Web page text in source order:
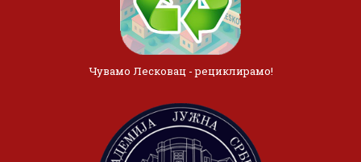
Чувамо Лесковац - рециклирамо!